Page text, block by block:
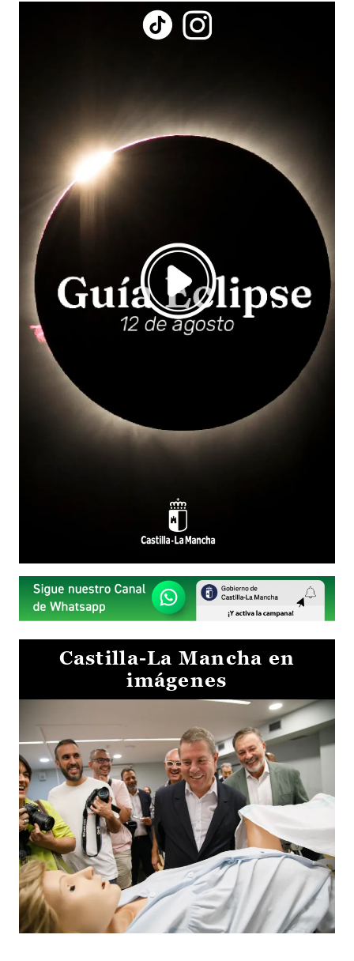
Castilla-La Mancha en
imágenes